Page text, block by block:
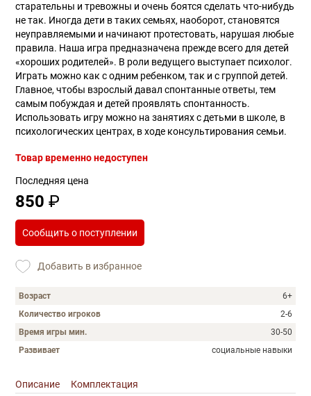
старательны и тревожны и очень боятся сделать что-нибудь
не так. Иногда дети в таких семьях, наоборот, становятся
неуправляемыми и начинают протестовать, нарушая любые
правила. Наша игра предназначена прежде всего для детей
«хороших родителей». В роли ведущего выступает психолог.
Играть можно как с одним ребенком, так и с группой детей.
Главное, чтобы взрослый давал спонтанные ответы, тем
самым побуждая и детей проявлять спонтанность.
Использовать игру можно на занятиях с детьми в школе, в
психологических центрах, в ходе консультирования семьи.
Товар временно недоступен
Последняя цена
850 ₽
Сообщить о поступлении
Добавить в избранное
Возраст
6+
Количество игроков
2-6
Время игры мин.
30-50
Развивает
социальные навыки
Описание Комплектация